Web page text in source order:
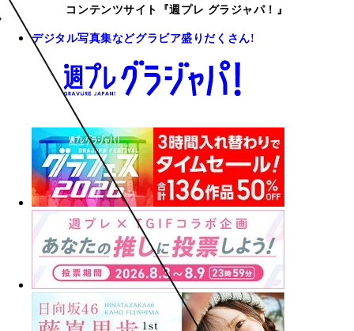
コンテンツサイト『週プレ グラジャパ！』
デジタル写真集などグラビア盛りだくさん!